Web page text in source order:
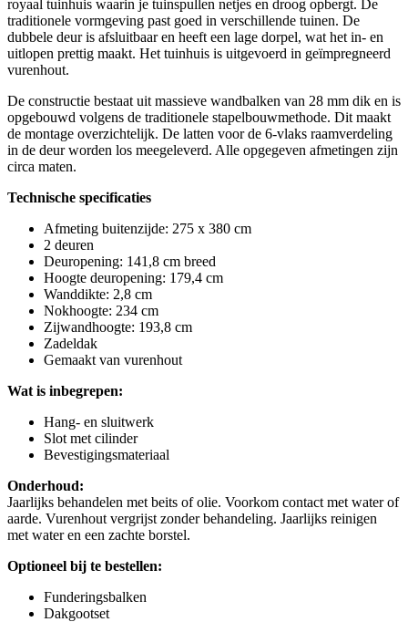
royaal tuinhuis waarin je tuinspullen netjes en droog opbergt. De
traditionele vormgeving past goed in verschillende tuinen. De
dubbele deur is afsluitbaar en heeft een lage dorpel, wat het in- en
uitlopen prettig maakt. Het tuinhuis is uitgevoerd in geïmpregneerd
vurenhout.
De constructie bestaat uit massieve wandbalken van 28 mm dik en is
opgebouwd volgens de traditionele stapelbouwmethode. Dit maakt
de montage overzichtelijk. De latten voor de 6-vlaks raamverdeling
in de deur worden los meegeleverd. Alle opgegeven afmetingen zijn
circa maten.
Technische specificaties
Afmeting buitenzijde: 275 x 380 cm
2 deuren
Deuropening: 141,8 cm breed
Hoogte deuropening: 179,4 cm
Wanddikte: 2,8 cm
Nokhoogte: 234 cm
Zijwandhoogte: 193,8 cm
Zadeldak
Gemaakt van vurenhout
Wat is inbegrepen:
Hang- en sluitwerk
Slot met cilinder
Bevestigingsmateriaal
Onderhoud:
Jaarlijks behandelen met beits of olie. Voorkom contact met water of
aarde. Vurenhout vergrijst zonder behandeling. Jaarlijks reinigen
met water en een zachte borstel.
Optioneel bij te bestellen:
Funderingsbalken
Dakgootset